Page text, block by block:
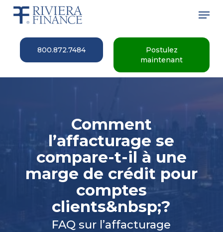
Skip
content
800.872.7484
Postulez
maintenant
Comment
l’affacturage se
compare-t-il à une
marge de crédit pour
comptes
clients&nbsp;?
FAQ sur l’affacturage
Menu